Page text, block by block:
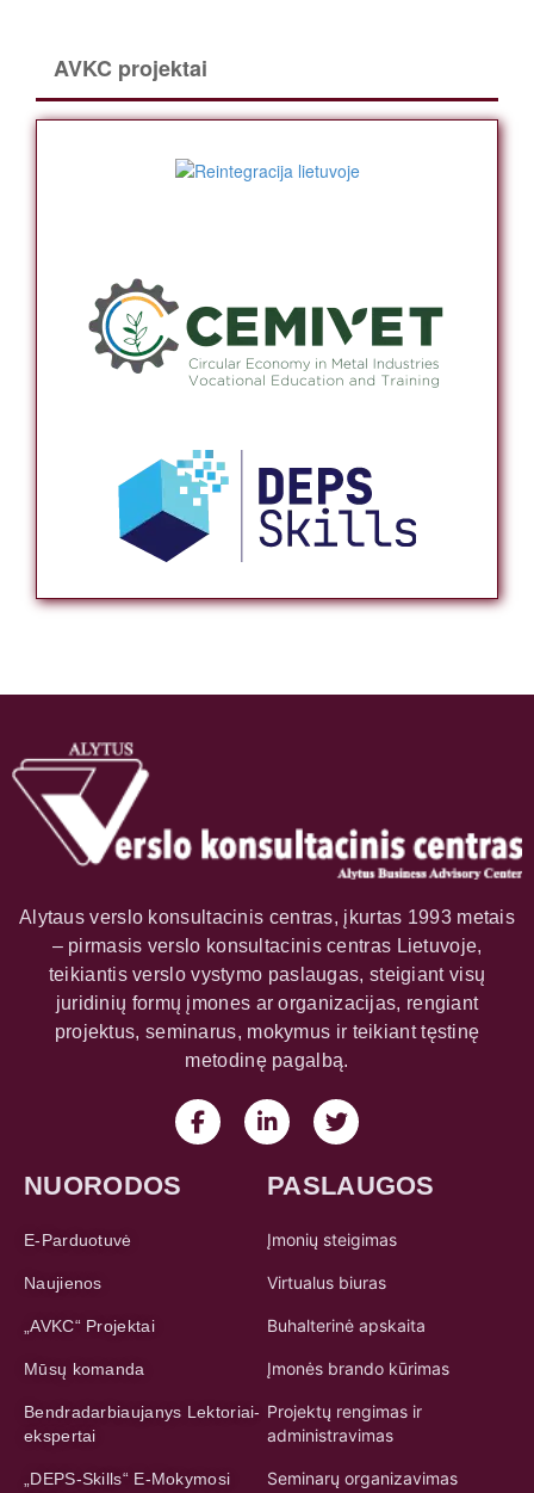
AVKC projektai
Alytaus verslo konsultacinis centras, įkurtas 1993 metais
– pirmasis verslo konsultacinis centras Lietuvoje,
teikiantis verslo vystymo paslaugas, steigiant visų
juridinių formų įmones ar organizacijas, rengiant
projektus, seminarus, mokymus ir teikiant tęstinę
metodinę pagalbą.
NUORODOS
E-Parduotuvė
Naujienos
„AVKC“ Projektai
Mūsų komanda
Bendradarbiaujanys Lektoriai-
ekspertai
„DEPS-Skills“ E-Mokymosi
PASLAUGOS
Įmonių steigimas
Virtualus biuras
Buhalterinė apskaita
Įmonės brando kūrimas
Projektų rengimas ir
administravimas
Seminarų organizavimas